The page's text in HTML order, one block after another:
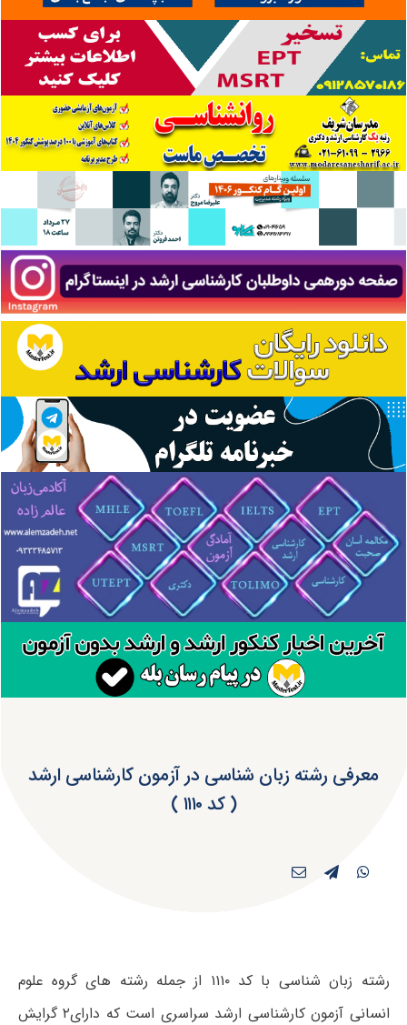
معرفی رشته زبان شناسی در آزمون کارشناسی ارشد
( کد ۱۱۱۰ )
رشته زبان شناسی با کد ۱۱۱۰ از جمله رشته های گروه علوم
انسانی آزمون کارشناسی ارشد سراسری است که دارای۲ گرایش